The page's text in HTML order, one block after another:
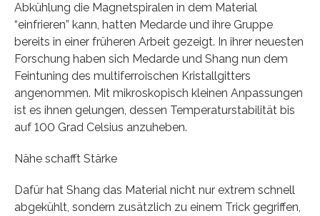
Abkühlung die Magnetspiralen in dem Material
“einfrieren” kann, hatten Medarde und ihre Gruppe
bereits in einer früheren Arbeit gezeigt. In ihrer neuesten
Forschung haben sich Medarde und Shang nun dem
Feintuning des multiferroischen Kristallgitters
angenommen. Mit mikroskopisch kleinen Anpassungen
ist es ihnen gelungen, dessen Temperaturstabilität bis
auf 100 Grad Celsius anzuheben.
Nähe schafft Stärke
Dafür hat Shang das Material nicht nur extrem schnell
abgekühlt, sondern zusätzlich zu einem Trick gegriffen,